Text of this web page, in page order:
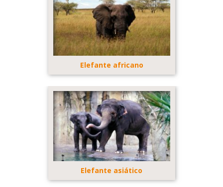
Elefante africano
Elefante asiático